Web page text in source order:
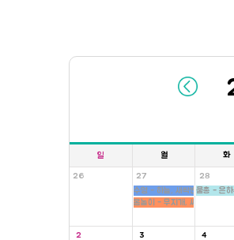
일 월 화
26
27
수영 - 하늘, 새싹반
몸놀이 - 무지개, 씨앗반
28
물총 - 은하
2 3 4